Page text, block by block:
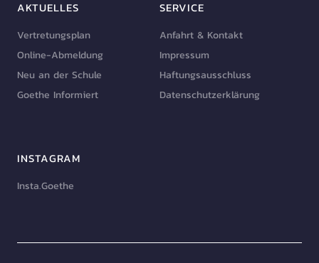
AKTUELLES
Vertretungsplan
Online-Abmeldung
Neu an der Schule
Goethe Informiert
SERVICE
Anfahrt & Kontakt
Impressum
Haftungsausschluss
Datenschutzerklärung
INSTAGRAM
Insta.Goethe